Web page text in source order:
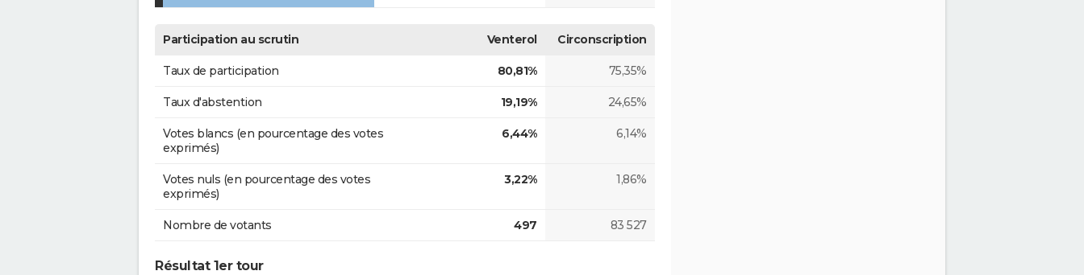
Participation au scrutin Venterol Circonscription
Taux de participation 80,81% 75,35%
Taux d'abstention 19,19% 24,65%
Votes blancs (en pourcentage des votes
exprimés)
6,44% 6,14%
Votes nuls (en pourcentage des votes
exprimés)
3,22% 1,86%
Nombre de votants 497 83 527
Résultat 1er tour